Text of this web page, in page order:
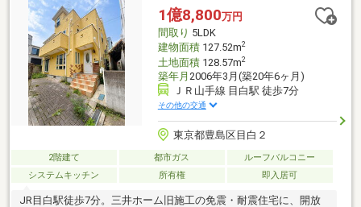
1億8,800万円
間取り 5LDK
建物面積127.52m2
土地面積128.57m2
築年月 2006年3月(築20年6ヶ月)
ＪＲ山手線 目白駅 徒歩7分
その他の交通
東京都豊島区目白２
2階建て 都市ガス
ルーフバルコニー
システムキッチン
所有権 即入居可
JR目白駅徒歩7分。三井ホーム旧施工の免震・耐震住宅に、開放